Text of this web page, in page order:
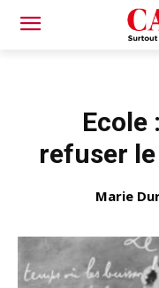
Ecole
refuser
Marie